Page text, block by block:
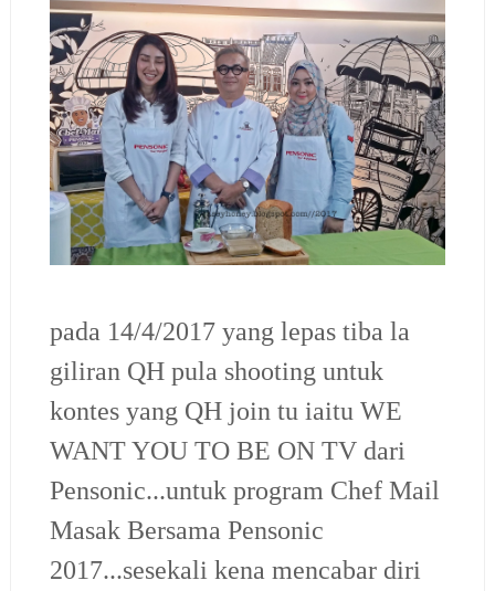
pada 14/4/2017 yang lepas tiba la
giliran QH pula shooting untuk
kontes yang QH join tu iaitu WE
WANT YOU TO BE ON TV dari
Pensonic...untuk program Chef Mail
Masak Bersama Pensonic
2017...sesekali kena mencabar diri